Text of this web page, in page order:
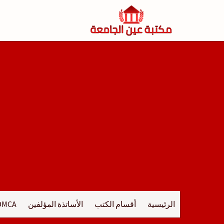
الرئيسية أقسام الكتب الأساتذة المؤلفين